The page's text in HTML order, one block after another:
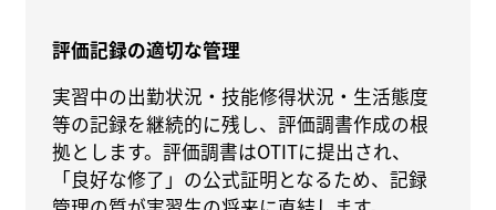
評価記録の適切な管理
実習中の出勤状況・技能修得状況・生活態度
等の記録を継続的に残し、評価調書作成の根
拠とします。評価調書はOTITに提出され、
「良好な修了」の公式証明となるため、記録